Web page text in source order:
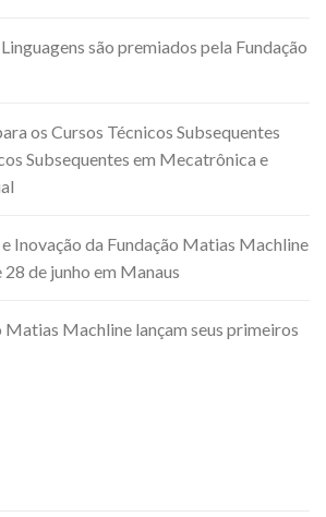
são premiados pela Fundação
os Cursos Técnicos Subsequentes
Subsequentes em Mecatrônica e
Inovação da Fundação Matias Machline
de junho em Manaus
Matias Machline lançam seus primeiros